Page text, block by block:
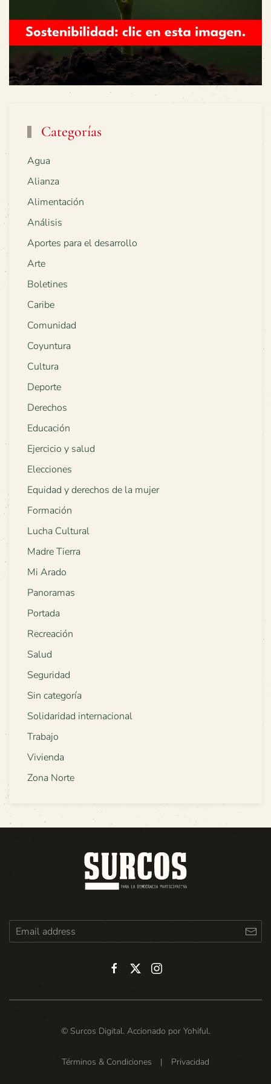
Categorías
Agua
Alianza
Alimentación
Análisis
Aportes para el desarrollo
Arte
Boletines
Caribe
Comunidad
Coyuntura
Cultura
Deporte
Derechos
Educación
Ejercicio y salud
Elecciones
Equidad y derechos de la mujer
Formación
Lucha Cultural
Madre Tierra
Mi Arado
Panoramas
Portada
Recreación
Salud
Seguridad
Sin categoría
Solidaridad internacional
Trabajo
Vivienda
Zona Norte
© Surcos Digital. Accionado por Yohiful.
Términos & Condiciones | Privacidad